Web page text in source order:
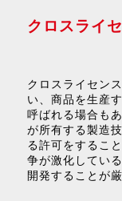
クロスライ
クロスライセン
い、商品を生産
呼ばれる場合も
が所有する製造
る許可をするこ
争が激化してい
開発することが